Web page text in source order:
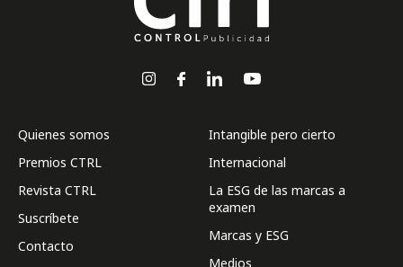
Quienes somos
Premios CTRL
Revista CTRL
Suscríbete
Contacto
Intangible pero cierto
Internacional
La ESG de las marcas a
examen
Marcas y ESG
Medios